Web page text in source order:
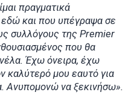
πραγματικά
και που υπέγραψα σε
συλλόγους της Premier
που θα
Έχω όνειρα, έχω
καλύτερό μου εαυτό για
Ανυπομονώ να ξεκινήσω».